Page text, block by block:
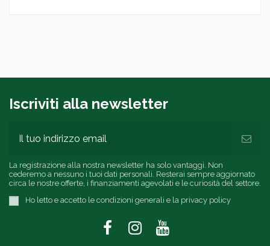
Iscriviti alla newsletter
La registrazione alla nostra newsletter ha solo vantaggi. Non
cederemo a nessuno i tuoi dati personali. Resterai sempre aggiornato
circa le nostre offerte, i finanziamenti agevolati e le curiosità del settore.
Ho letto e accetto le condizioni generali e la privacy policy